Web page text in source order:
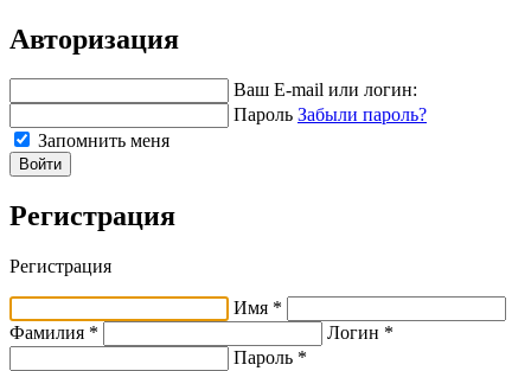
Авторизация
Ваш E-mail или логин:
Пароль Забыли пароль?
Запомнить меня
Войти
Регистрация
Регистрация
Имя *
Фамилия *
Логин *
Пароль *